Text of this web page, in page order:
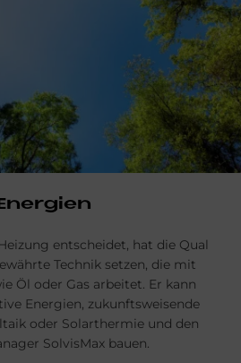
entscheidet, hat die Qual
Technik setzen, die mit
Öl oder Gas arbeitet. Er kann
Energien, zukunftsweisende
oder Solarthermie und den
SolvisMax bauen.